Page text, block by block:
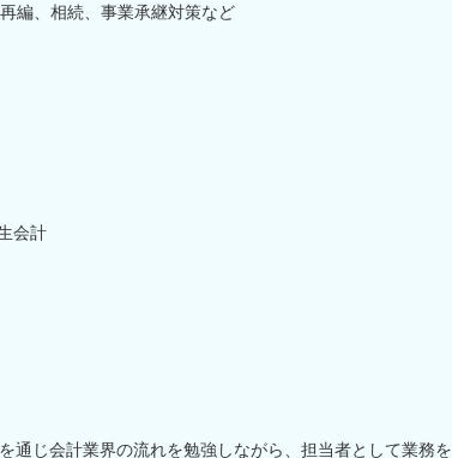
編、相続、事業承継対策など
会計
通じ会計業界の流れを勉強しながら、担当者として業務を